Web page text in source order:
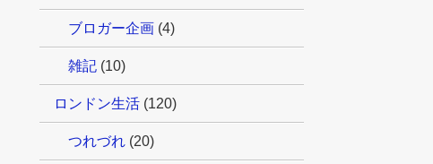
ブロガー企画 (4)
雑記 (10)
ロンドン生活 (120)
つれづれ (20)